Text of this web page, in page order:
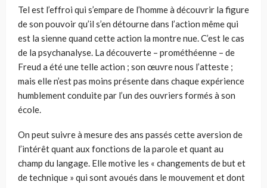
Tel est l’effroi qui s’empare de l’homme à découvrir la figure
de son pouvoir qu’il s’en détourne dans l’action même qui
est la sienne quand cette action la montre nue. C’est le cas
de la psychanalyse. La découverte – prométhéenne – de
Freud a été une telle action ; son œuvre nous l’atteste ;
mais elle n’est pas moins présente dans chaque expérience
humblement conduite par l’un des ouvriers formés à son
école.
On peut suivre à mesure des ans passés cette aversion de
l’intérêt quant aux fonctions de la parole et quant au
champ du langage. Elle motive les « changements de but et
de technique » qui sont avoués dans le mouvement et dont